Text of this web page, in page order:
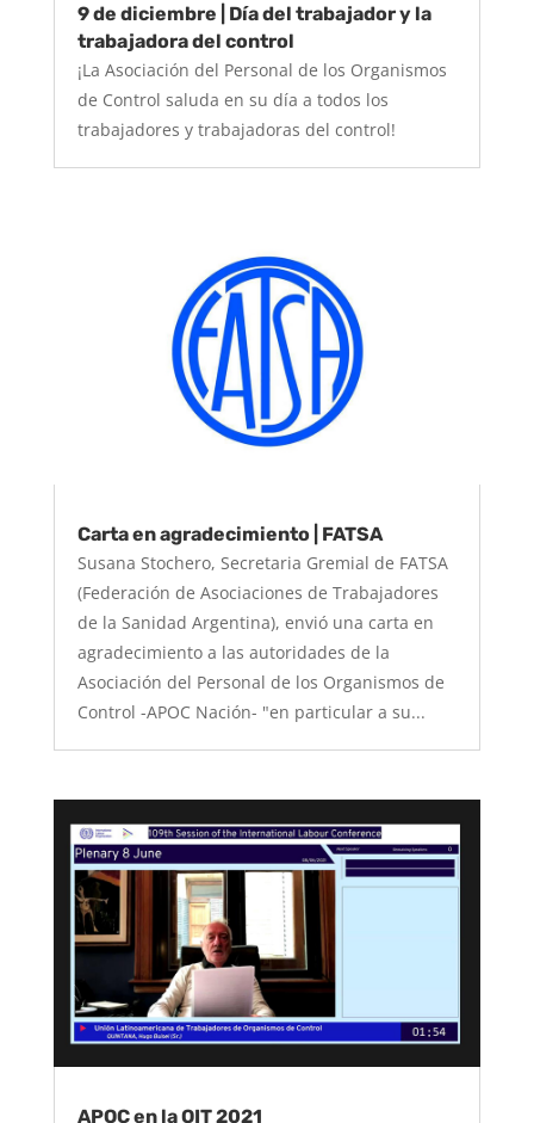
9 de diciembre | Día del trabajador y la
trabajadora del control
¡La Asociación del Personal de los Organismos
de Control saluda en su día a todos los
trabajadores y trabajadoras del control!
Carta en agradecimiento | FATSA
Susana Stochero, Secretaria Gremial de FATSA
(Federación de Asociaciones de Trabajadores
de la Sanidad Argentina), envió una carta en
agradecimiento a las autoridades de la
Asociación del Personal de los Organismos de
Control -APOC Nación- "en particular a su...
APOC en la OIT 2021